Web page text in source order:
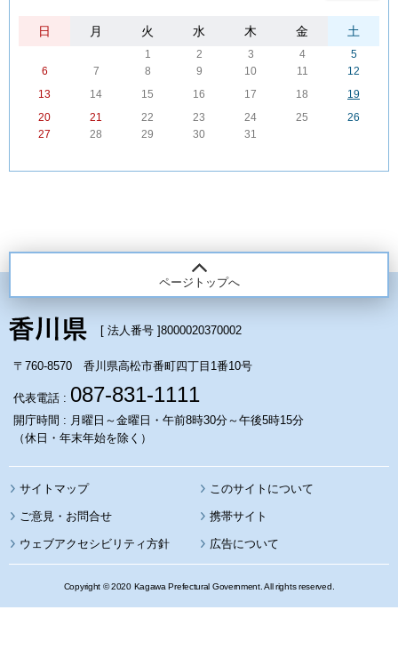
日 月 火 水 木 金 土
1 2 3 4
5
6
7 8 9 10 11
12
13
14 15 16 17 18
19
20
21 22 23 24 25
26
27
28 29 30 31
ページトップへ
[ 法人番号 ]8000020370002
〒760-8570 香川県高松市番町四丁目1番10号
代表電話 : 087-831-1111
開庁時間 : 月曜日～金曜日・午前8時30分～午後5時15分
（休日・年末年始を除く）
サイトマップ このサイトについて
携帯サイト
ウェブアクセシビリティ方針 広告について
Copyright © 2020 Kagawa Prefectural Government. All rights reserved.